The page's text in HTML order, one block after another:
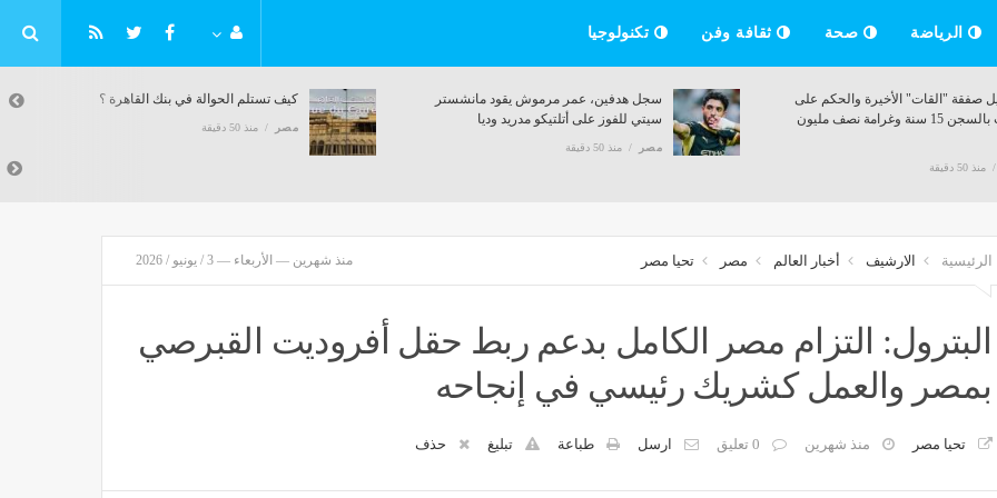
الرياضة صحة ثقافة وفن تكنولوجيا
كيف تستلم الحوالة في بنك القاهرة ؟
مصر منذ 50 دقيقة
سجل هدفين، عمر مرموش يقود مانشستر
سيتي للفوز على أتلتيكو مدريد وديا
مصر منذ 50 دقيقة
صفقة "القات" الأخيرة والحكم على
أجانب بالسجن 15 سنة وغرامة نصف مليون
منذ 50 دقيقة
الرئيسية الارشيف أخبار العالم مصر تحيا مصر منذ شهرين — الأربعاء — 3 / يونيو / 2026
البترول: التزام مصر الكامل بدعم ربط حقل أفروديت القبرصي
بمصر والعمل كشريك رئيسي في إنجاحه
تحيا مصر منذ شهرين 0 تعليق ارسل طباعة تبليغ حذف